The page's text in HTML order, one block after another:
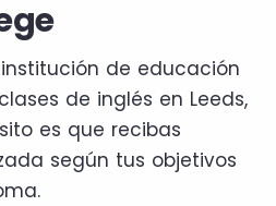
de educación
de inglés en Leeds,
es que recibas
según tus objetivos